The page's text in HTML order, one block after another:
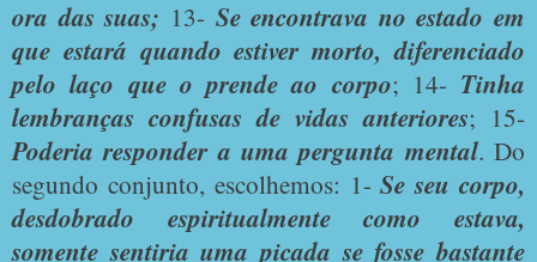
ora das suas; 13- Se encontrava no estado em
que estará quando estiver morto, diferenciado
pelo laço que o prende ao corpo; 14- Tinha
lembranças confusas de vidas anteriores; 15-
Poderia responder a uma pergunta mental. Do
segundo conjunto, escolhemos: 1-Se seu corpo,
desdobrado espiritualmente como estava,
somente sentiria uma picada se fosse bastante